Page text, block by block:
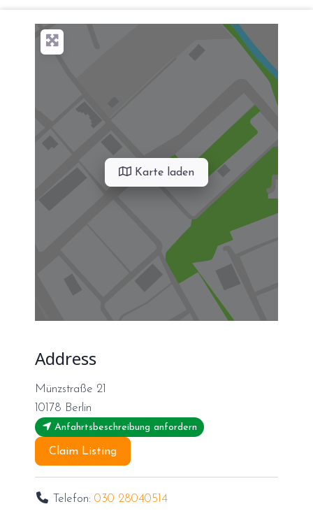
Karte laden
Address
Münzstraße 21
10178 Berlin
Anfahrtsbeschreibung anfordern
Claim Listing
Telefon:030 28040514